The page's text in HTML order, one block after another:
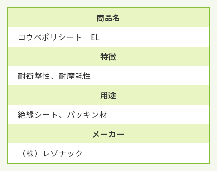
商品名
コウベポリシート EL
特徴
耐衝撃性、耐摩耗性
用途
絶縁シート、パッキン材
メーカー
（株）レゾナック